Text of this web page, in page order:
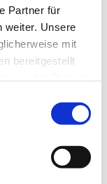
Partner für
weiter. Unsere
mit
bereitgestellt